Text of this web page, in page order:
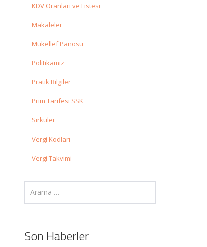
KDV Oranları ve Listesi
Makaleler
Mükellef Panosu
Politikamız
Pratik Bilgiler
Prim Tarifesi SSK
Sirküler
Vergi Kodları
Vergi Takvimi
Son Haberler